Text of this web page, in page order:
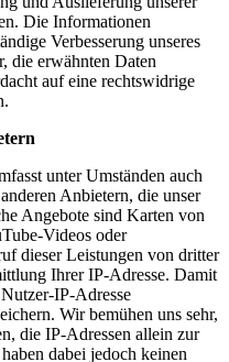
Die Informationen
Verbesserung unseres
die erwähnten Daten
auf eine rechtswidrige
unter Umständen auch
Anbietern, die unser
Angebote sind Karten von
Videos oder
dieser Leistungen von dritter
Ihrer IP-Adresse. Damit
IP-Adresse
Wir bemühen uns sehr,
die IP-Adressen allein zur
dabei jedoch keinen